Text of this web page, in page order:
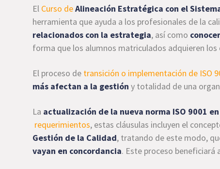
El Curso deAlineación Estratégica con el
herramienta que ayuda a los profesionales de la
relacionados con la estrategia, así como
forma que los alumnos matriculados adquieren
El proceso de transición o implementación de ISO
más afectan a la gestión y totalidad de una
La actualización de la nueva norma ISO 9001
requerimientos, estas cláusulas incluyen el
Gestión de la Calidad, tratando de este modo,
vayan en concordancia. Este proceso beneficiará